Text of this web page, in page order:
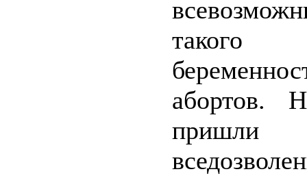
такого
абортов.